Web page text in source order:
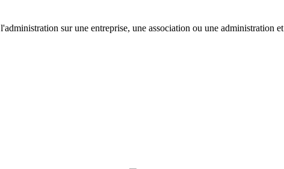
sur une entreprise, une association ou une administration et